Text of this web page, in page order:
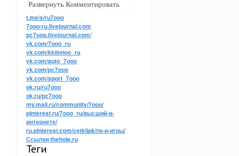
Развернуть Комментировать
t.me/s/ru7ooo
7ooo-ru.livejournal.com
pc7ooo.livejournal.com/
vk.com/7ooo_ru
vk.com/kkiinnoo_ru
vk.com/auto_7ooo
vk.com/pc7ooo
vk.com/sport_7ooo
ok.ru/ru7ooo
ok.ru/pc7ooo
my.mail.ru/community/7ooo/
pinterest.ru/7ooo_ru/высший-в-
интернете/
ru.pinterest.com/cetkijpk/пк-и-игры/
Ссылки thehole.ru
Теги